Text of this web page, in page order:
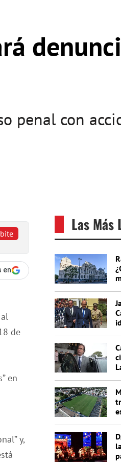
penal con
en
de
en
y,
Las Más